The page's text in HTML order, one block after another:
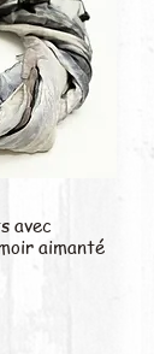
avec
aimanté